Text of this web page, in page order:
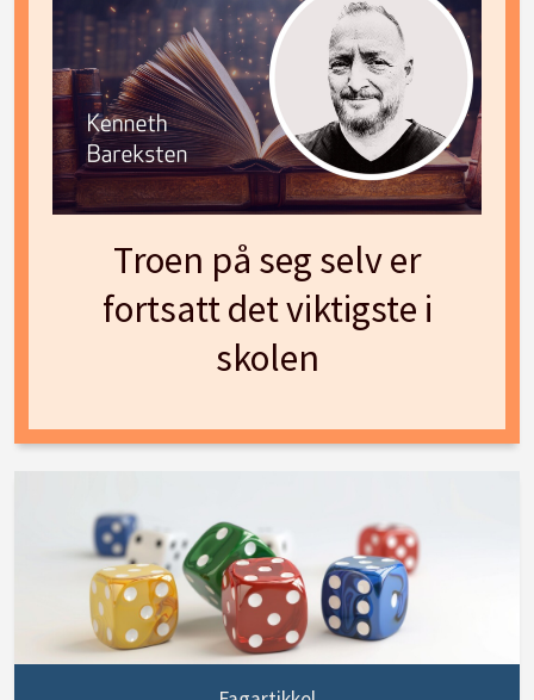
Troen på seg selv er
fortsatt det viktigste i
skolen